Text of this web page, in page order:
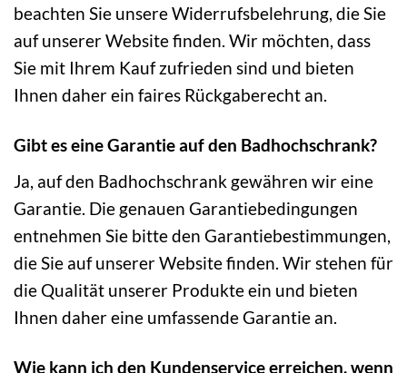
beachten Sie unsere Widerrufsbelehrung, die Sie
auf unserer Website finden. Wir möchten, dass
Sie mit Ihrem Kauf zufrieden sind und bieten
Ihnen daher ein faires Rückgaberecht an.
Gibt es eine Garantie auf den Badhochschrank?
Ja, auf den Badhochschrank gewähren wir eine
Garantie. Die genauen Garantiebedingungen
entnehmen Sie bitte den Garantiebestimmungen,
die Sie auf unserer Website finden. Wir stehen für
die Qualität unserer Produkte ein und bieten
Ihnen daher eine umfassende Garantie an.
Wie kann ich den Kundenservice erreichen, wenn